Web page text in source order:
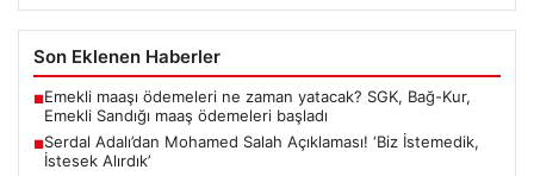
Son Eklenen Haberler
■Emekli maaşı ödemeleri ne zaman yatacak? SGK, Bağ-Kur,
Emekli Sandığı maaş ödemeleri başladı
■Serdal Adalı’dan Mohamed Salah Açıklaması! ‘Biz İstemedik,
İstesek Alırdık’